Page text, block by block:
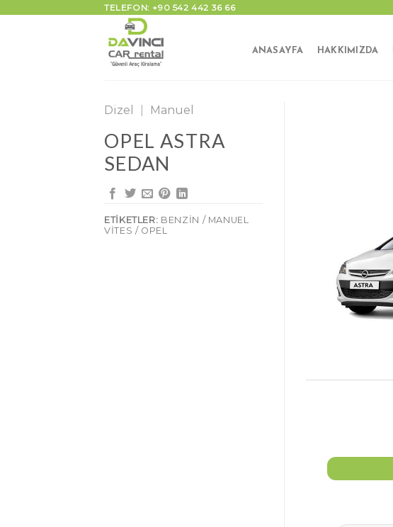
TELEFON: +90 542 442 36 66
ANASAYFA HAKKIMIZDA
Dizel Manuel
OPEL ASTRA
SEDAN
ETIKETLER: BENZIN / MANUEL
VITES / OPEL